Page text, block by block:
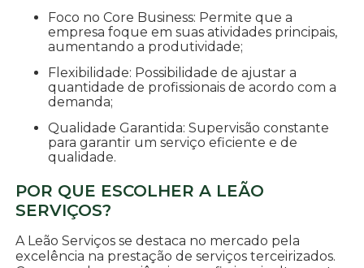
Foco no Core Business: Permite que a
empresa foque em suas atividades principais,
aumentando a produtividade;
Flexibilidade: Possibilidade de ajustar a
quantidade de profissionais de acordo com a
demanda;
Qualidade Garantida: Supervisão constante
para garantir um serviço eficiente e de
qualidade.
POR QUE ESCOLHER A LEÃO
SERVIÇOS?
A Leão Serviços se destaca no mercado pela
excelência na prestação de serviços terceirizados.